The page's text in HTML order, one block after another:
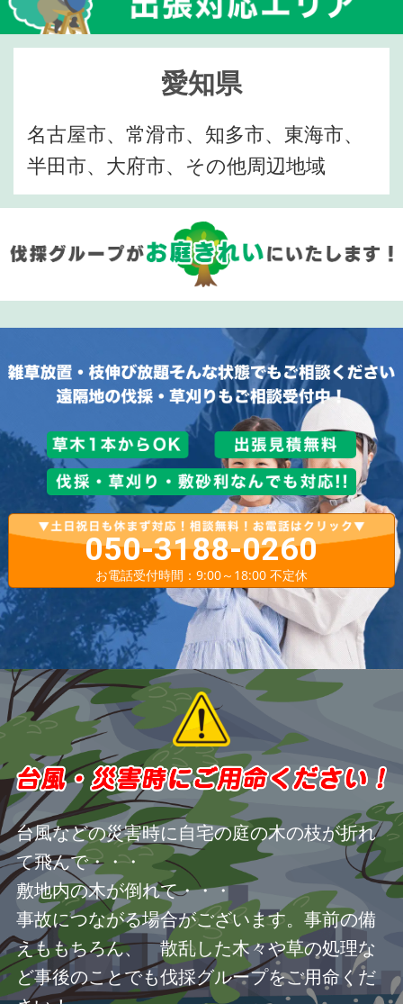
愛知県
名古屋市、常滑市、知多市、東海市、
半田市、大府市、その他周辺地域
050-3188-0260
お電話受付時間：9:00～18:00 不定休
台風などの災害時に自宅の庭の木の枝が折れ
て飛んで・・・
敷地内の木が倒れて・・・
事故につながる場合がございます。事前の備
えももちろん、 散乱した木々や草の処理な
ど事後のことでも伐採グループをご用命くだ